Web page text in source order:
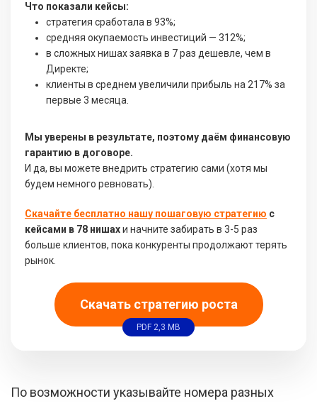
Что показали кейсы:
стратегия сработала в 93%;
средняя окупаемость инвестиций — 312%;
в сложных нишах заявка в 7 раз дешевле, чем в
Директе;
клиенты в среднем увеличили прибыль на 217% за
первые 3 месяца.
Мы уверены в результате, поэтому даём финансовую
гарантию в договоре.
И да, вы можете внедрить стратегию сами (хотя мы
будем немного ревновать).
Скачайте бесплатно нашу пошаговую стратегию с
кейсами в 78 нишахи начните забирать в 3-5 раз
больше клиентов, пока конкуренты продолжают терять
рынок.
Скачать стратегию роста
PDF 2,3 MB
По возможности указывайте номера разных